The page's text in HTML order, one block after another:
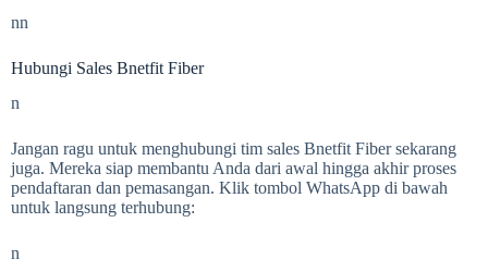
nn
Hubungi Sales Bnetfit Fiber
n
Jangan ragu untuk menghubungi tim sales Bnetfit Fiber sekarang
juga. Mereka siap membantu Anda dari awal hingga akhir proses
pendaftaran dan pemasangan. Klik tombol WhatsApp di bawah
untuk langsung terhubung:
n